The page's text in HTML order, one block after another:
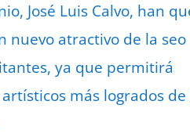
José Luis Calvo, han
nuevo atractivo de la seo
ya que permitirá
más logrados de